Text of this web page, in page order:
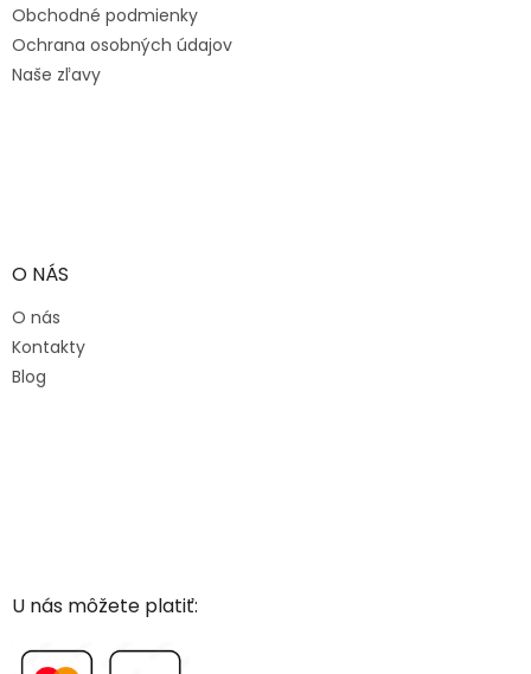
eObchodné podmienky
Ochrana osobných údajov
Naše zľavy
O NÁS
O nás
Kontakty
Blog
U nás môžete platiť: